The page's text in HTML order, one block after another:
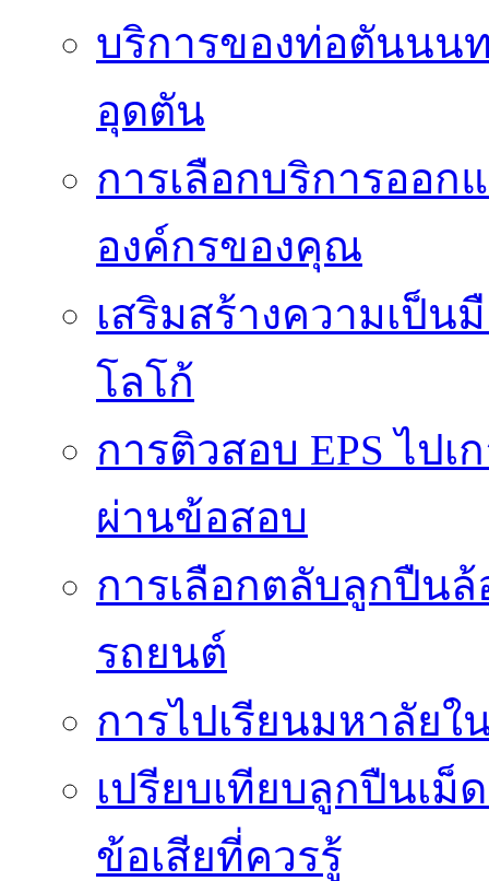
บริการของท่อตันนน
อุดตัน
การเลือกบริการออ
องค์กรของคุณ
เสริมสร้างความเป็
โลโก้
การติวสอบ EPS ไปเ
ผ่านข้อสอบ
การเลือกตลับลูกปืน
รถยนต์
การไปเรียนมหาลัย
เปรียบเทียบลูกปืนเ
ข้อเสียที่ควรรู้